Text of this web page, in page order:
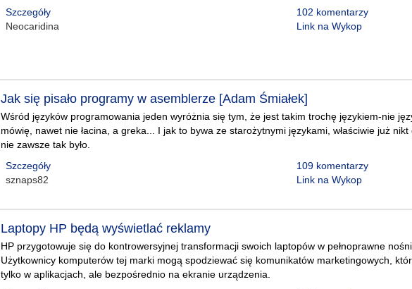
Szczegóły
Neocaridina
102 komentarzy
Link na Wykop
Jak się pisało programy w asemblerze [Adam Śmiałek]
Wśród języków programowania jeden wyróżnia się tym, że jest takim trochę językiem-nie
mówię, nawet nie łacina, a greka... I jak to bywa ze starożytnymi językami, właściwie już
nie zawsze tak było.
Szczegóły
sznaps82
109 komentarzy
Link na Wykop
Laptopy HP będą wyświetlać reklamy
HP przygotowuje się do kontrowersyjnej transformacji swoich laptopów w pełnoprawne
Użytkownicy komputerów tej marki mogą spodziewać się komunikatów marketingowych,
tylko w aplikacjach, ale bezpośrednio na ekranie urządzenia.